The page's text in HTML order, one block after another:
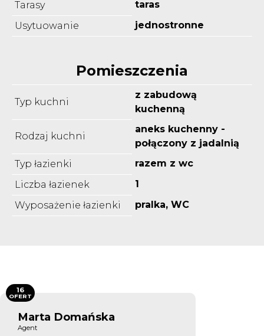
Tarasy
taras
Usytuowanie
jednostronne
Pomieszczenia
Typ kuchni
z zabudową
kuchenną
Rodzaj kuchni
aneks kuchenny -
połączony z jadalnią
Typ łazienki
razem z wc
Liczba łazienek
1
Wyposażenie łazienki
pralka, WC
Marta Domańska
Agent
16
OFERT